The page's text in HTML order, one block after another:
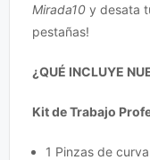
Mirada10 y desata
pestañas!
¿QUÉ INCLUYE
Kit de Trabajo
1 Pinzas de